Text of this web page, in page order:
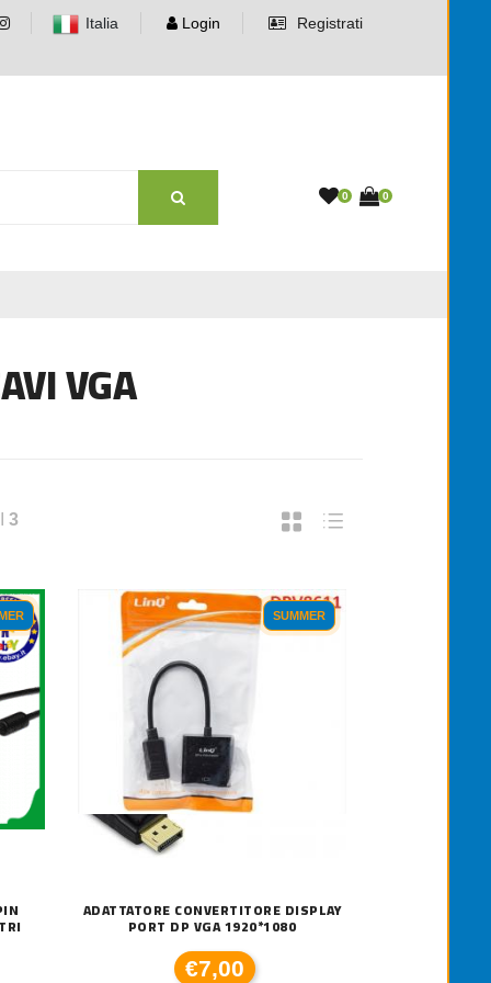
Italia Login Registrati
0 0
VGA
3
SUMMER
ADATTATORE CONVERTITORE DISPLAY
PORT DP VGA 1920*1080
€7,00